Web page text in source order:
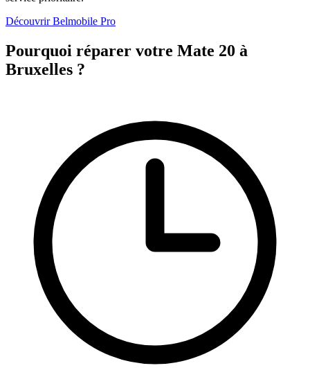
Découvrir Belmobile Pro
Pourquoi réparer votre Mate 20 à
Bruxelles ?